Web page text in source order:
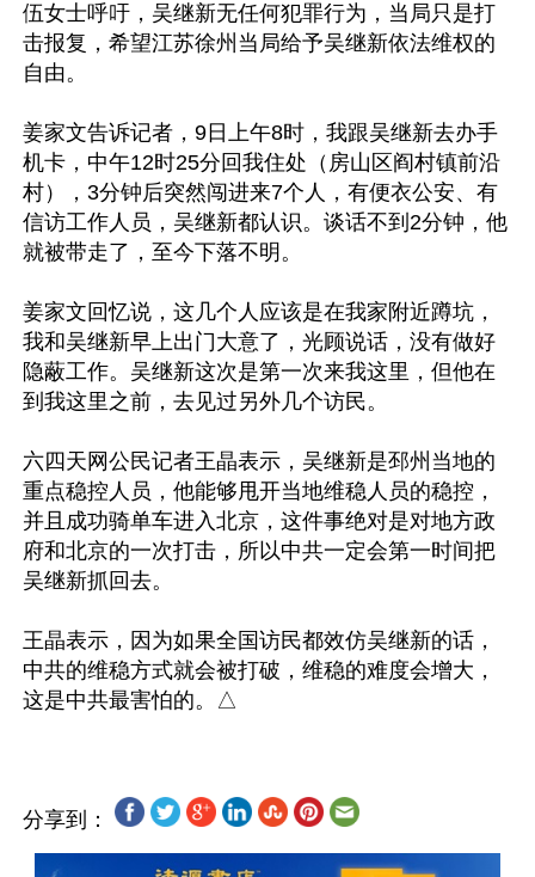
伍女士呼吁，吴继新无任何犯罪行为，当局只是打
击报复，希望江苏徐州当局给予吴继新依法维权的
自由。
姜家文告诉记者，9日上午8时，我跟吴继新去办手
机卡，中午12时25分回我住处（房山区阎村镇前沿
村），3分钟后突然闯进来7个人，有便衣公安、有
信访工作人员，吴继新都认识。谈话不到2分钟，他
就被带走了，至今下落不明。
姜家文回忆说，这几个人应该是在我家附近蹲坑，
我和吴继新早上出门大意了，光顾说话，没有做好
隐蔽工作。吴继新这次是第一次来我这里，但他在
到我这里之前，去见过另外几个访民。
六四天网公民记者王晶表示，吴继新是邳州当地的
重点稳控人员，他能够甩开当地维稳人员的稳控，
并且成功骑单车进入北京，这件事绝对是对地方政
府和北京的一次打击，所以中共一定会第一时间把
吴继新抓回去。
王晶表示，因为如果全国访民都效仿吴继新的话，
中共的维稳方式就会被打破，维稳的难度会增大，
分享到：